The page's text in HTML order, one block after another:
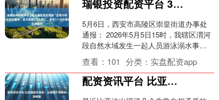
瑞银投资配资平台 3名儿童在西安高陵“泾渭分明”景点附近落水，官方通报：2人溺亡，另有1人仍在搜救中
5月6日，西安市高陵区崇皇街道办事处
通报： 2026年5月5日15时，我辖区渭河
段自然水域发生一起人员游泳溺水事
件。我区立即启动应急响应，应急、消
防、公安、水务....
查看： 101 分类： 实盘配资app
配资资讯平台 比亚迪涨价背后：从销量扩张到利润修复